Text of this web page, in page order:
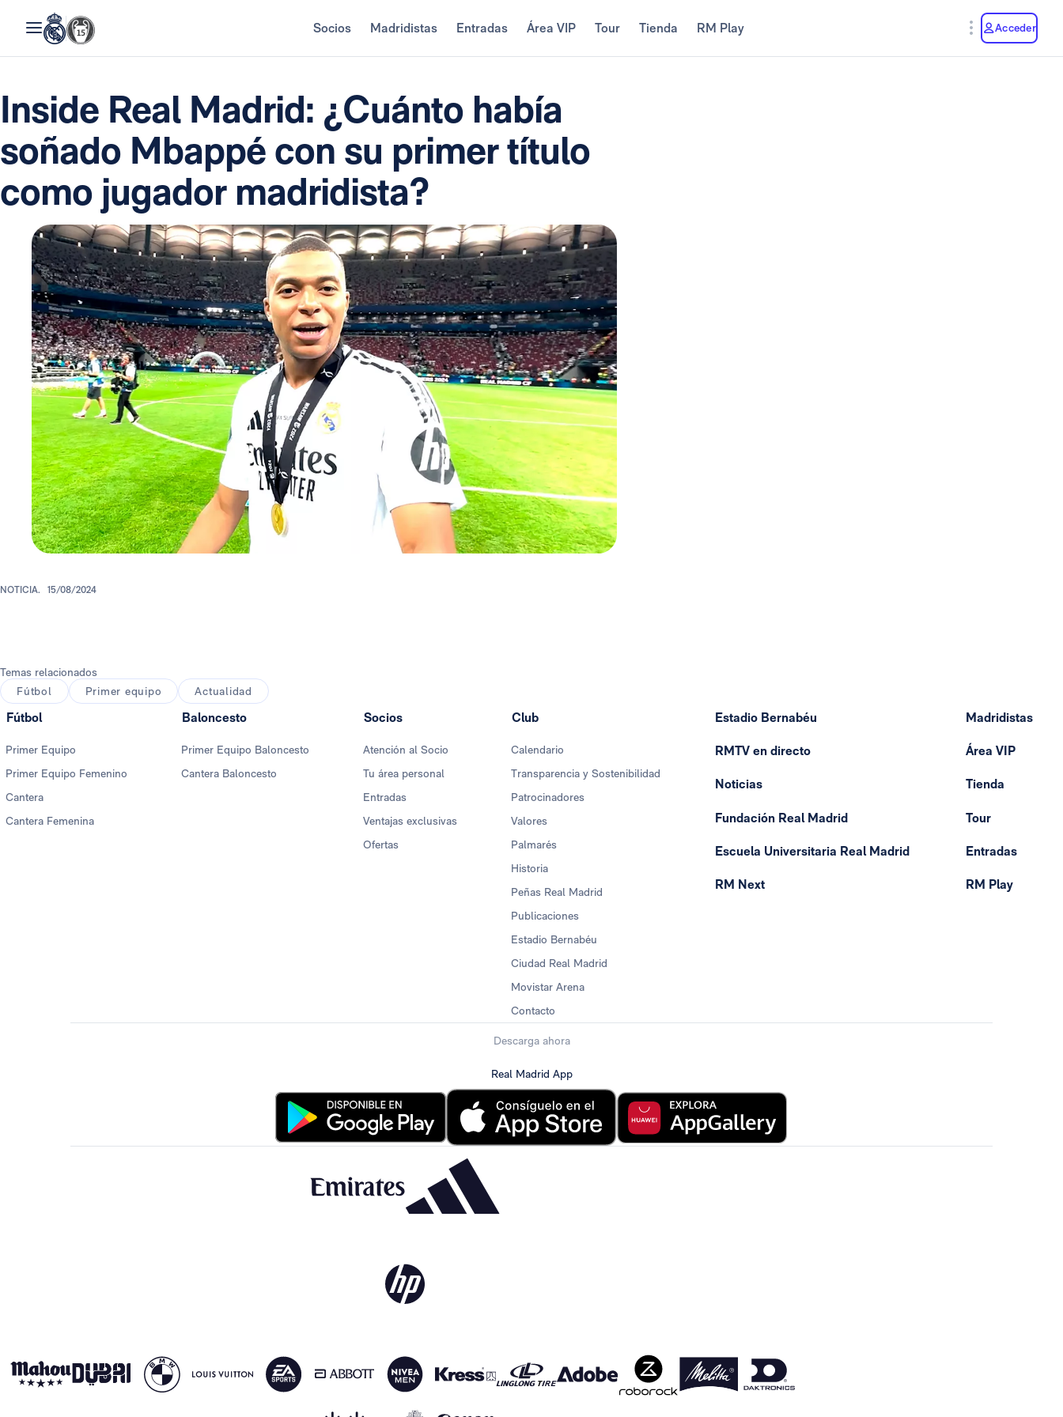
Socios Madridistas Entradas Área VIP Tour Tienda RM Play Acceder
Inside Real Madrid: ¿Cuánto había
soñado Mbappé con su primer título
como jugador madridista?
NOTICIA. 15/08/2024
Temas relacionados
Fútbol
Primer equipo Actualidad
Fútbol
Primer Equipo
Primer Equipo Femenino
Cantera
Cantera Femenina
Baloncesto
Primer Equipo Baloncesto
Cantera Baloncesto
Socios
Atención al Socio
Tu área personal
Entradas
Ventajas exclusivas
Ofertas
Club
Calendario
Transparencia y Sostenibilidad
Patrocinadores
Valores
Palmarés
Historia
Peñas Real Madrid
Publicaciones
Estadio Bernabéu
Ciudad Real Madrid
Movistar Arena
Contacto
Estadio Bernabéu
RMTV en directo
Noticias
Fundación Real Madrid
Escuela Universitaria Real Madrid
RM Next
Madridistas
Área VIP
Tienda
Tour
Entradas
RM Play
Descarga ahora
Real Madrid App